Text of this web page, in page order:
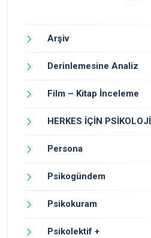
Arşiv
Derinlemesine Analiz
Film – Kitap İnceleme
HERKES İÇİN PSİKOLOJİ
Persona
Psikogündem
Psikokuram
Psikolektif +